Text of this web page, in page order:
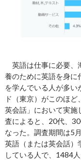
英語は仕事に必要、
養のために英語を身
を学んでいる人が多
ド（東京）がこのほ
英会話」において実施
査によると、20代、
なった。調査期間は5
英語（または英会話）
している人で、1484